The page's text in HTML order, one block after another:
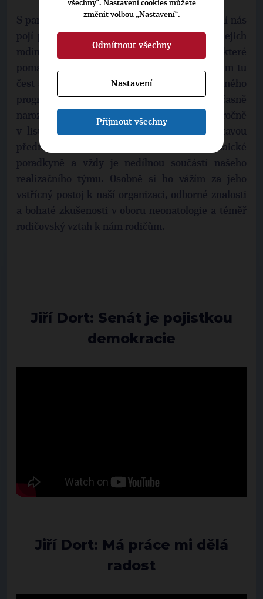
S panem primářem novorozeneckého oddělení nás
pojí péče o předčasně narozená miminka a jejich
rodiny. Jako ředitelka polku Nedoklubko, které
pomáhá rodičům po předčasném porordu mám tu
čest spolupracovat s ním na přípravách odborného
programu v rámci světového dne předčasně
narozených dětí, který slavíme každoročně
v listopadu. Vždy je ochotný připravit poutavou
přednášku, podílí se na školeních pro naše laické
poradkyně a vždy je nedílnou součástí našeho
realizačního týmu. Osobně si ho vážím za jeho
vstřícný postoj k naší organizaci, odborné znalosti
a bohaté zkušenosti v oboru neonatologie a téměř
rodičovský vztah k nám rodičům.
Jiří Dort: Senát je pojistkou
demokracie
Jiří Dort: Má práce mi dělá
radost
všechny“. Nastavení cookies můžete
změnit volbou „Nastavení“.
Odmítnout všechny
Nastavení
Přijmout všechny